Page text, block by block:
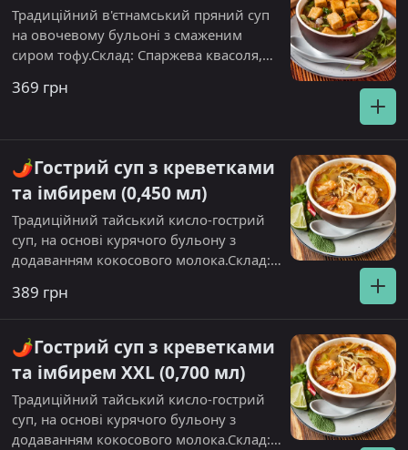
Традиційний в'єтнамський пряний суп
на овочевому бульоні з смаженим
сиром тофу.Склад: Спаржева квасоля,
шампіньон, перець солодкий, паростки
369 грн
🌶️Гострий суп з креветками
та імбирем (0,450 мл)
Традиційний тайський кисло-гострий
суп, на основі курячого бульону з
додаванням кокосового молока.Склад:
рисова локшина, імбир, соус шрірача
гострий.
389 грн
🌶️Гострий суп з креветками
та імбирем XXL (0,700 мл)
Традиційний тайський кисло-гострий
суп, на основі курячого бульону з
додаванням кокосового молока.Склад: